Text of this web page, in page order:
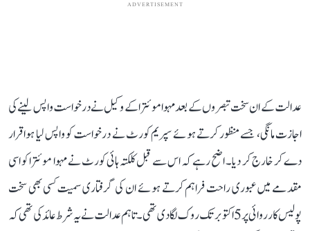
ADVERTISEMENT
عدالت کے ان سخت تبصروں کے بعد مہوا موئترا کے وکیل نے درخواست واپس لینے کی
اجازت مانگی، جسے منظور کرتے ہوئے سپریم کورٹ نے درخواست کو واپس لیا ہوا قرار
دے کر خارج کر دیا۔ اضح رہے کہ اس سے قبل کلکتہ ہائی کورٹ نے مہوا موئترا کو اسی
مقدمے میں عبوری راحت فراہم کرتے ہوئے ان کی گرفتاری سمیت کسی بھی سخت
پولیس کارروائی پر 5 اکتوبر تک روک لگا دی تھی۔ تاہم عدالت نے یہ شرط عائد کی تھی کہ